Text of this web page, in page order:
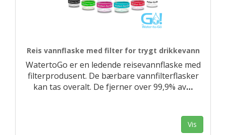
Reis vannflaske med filter for trygt drikkevann
WatertoGo er en ledende reisevannflaske med
filterprodusent. De bærbare vannfilterflasker
kan tas overalt. De fjerner over 99,9% av…
Vis